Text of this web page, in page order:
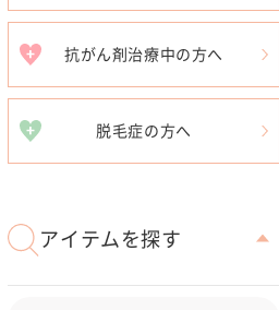
抗がん剤治療中の方へ
脱毛症の方へ
アイテムを探す